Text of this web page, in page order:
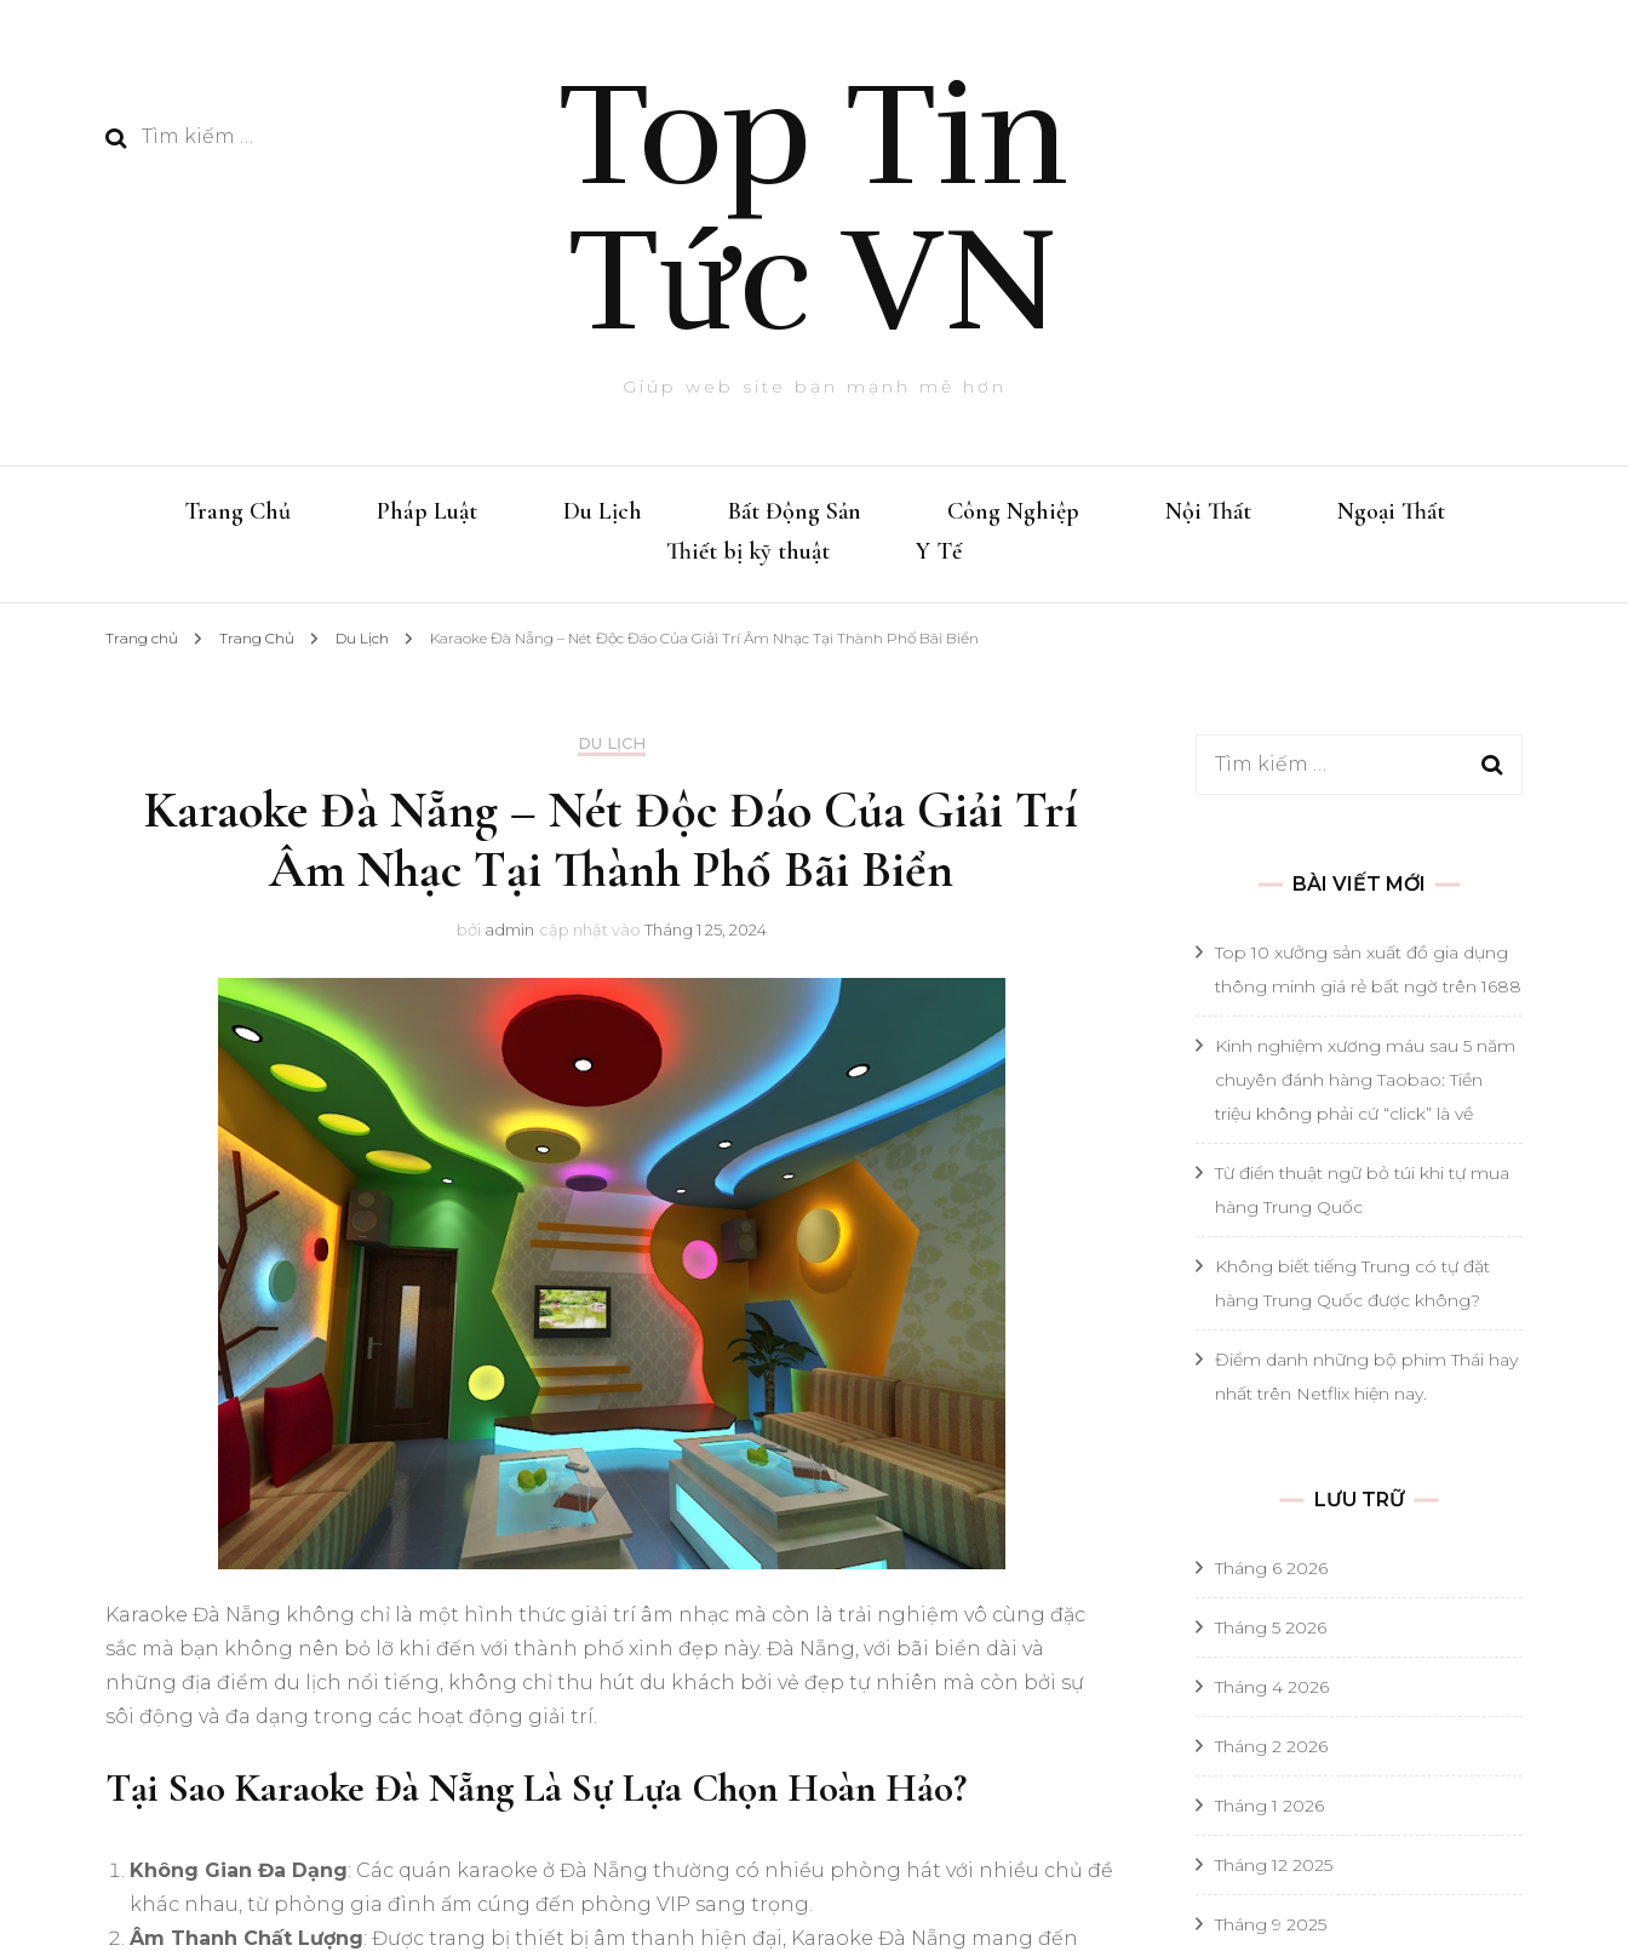
Tìm
Top Tin
Tức VN
Giúp web site bạn mạnh mẽ hơn
Trang Chủ Pháp Luật Du Lịch Bất Động Sản Công Nghiệp Nội Thất
Ngoại Thất
Thiết bị kỹ thuật
Y Tế
Trang chủ Trang Chủ Du Lịch Karaoke Đà Nẵng – Nét Độc Đáo Của Giải Trí Âm Nhạc Tại Thành Phố Bãi Biển
DU LỊCH
Karaoke Đà Nẵng – Nét Độc Đáo Của Giải Trí
Âm Nhạc Tại Thành Phố Bãi Biển
bởi admin cập nhật vào Tháng 1 25, 2024
Karaoke Đà Nẵng không chỉ là một hình thức giải trí âm nhạc mà còn là trải nghiệm vô cùng đặc
sắc mà bạn không nên bỏ lỡ khi đến với thành phố xinh đẹp này. Đà Nẵng, với bãi biển dài và
những địa điểm du lịch nổi tiếng, không chỉ thu hút du khách bởi vẻ đẹp tự nhiên mà còn bởi sự
sôi động và đa dạng trong các hoạt động giải trí.
Tại Sao Karaoke Đà Nẵng Là Sự Lựa Chọn Hoàn Hảo?
Không Gian Đa Dạng: Các quán karaoke ở Đà Nẵng thường có nhiều phòng hát với nhiều chủ đề
khác nhau, từ phòng gia đình ấm cúng đến phòng VIP sang trọng.
Âm Thanh Chất Lượng: Được trang bị thiết bị âm thanh hiện đại, Karaoke Đà Nẵng mang đến
Tìm
BÀI VIẾT MỚI
Top 10 xưởng sản xuất đồ gia dụng
thông minh giá rẻ bất ngờ trên 1688
Kinh nghiệm xương máu sau 5 năm
chuyên đánh hàng Taobao: Tiền
triệu không phải cứ “click” là về
Từ điển thuật ngữ bỏ túi khi tự mua
hàng Trung Quốc
Không biết tiếng Trung có tự đặt
hàng Trung Quốc được không?
Điểm danh những bộ phim Thái hay
nhất trên Netflix hiện nay.
LƯU TRỮ
Tháng 6 2026
Tháng 5 2026
Tháng 4 2026
Tháng 2 2026
Tháng 1 2026
Tháng 12 2025
Tháng 9 2025